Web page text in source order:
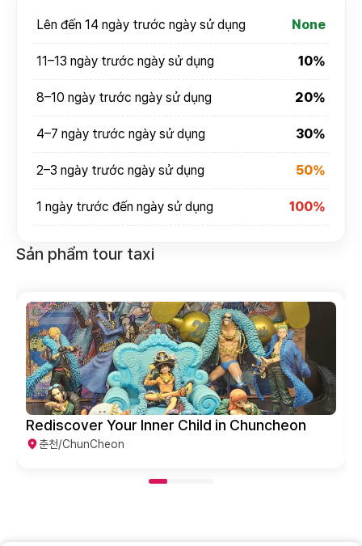
Lên đến 14 ngày trước ngày sử dụng None
11–13 ngày trước ngày sử dụng 10%
8–10 ngày trước ngày sử dụng 20%
4–7 ngày trước ngày sử dụng 30%
2–3 ngày trước ngày sử dụng 50%
1 ngày trước đến ngày sử dụng 100%
Sản phẩm tour taxi
Weekend Escape to Scenic Chuncheon
춘천/ChunCheon